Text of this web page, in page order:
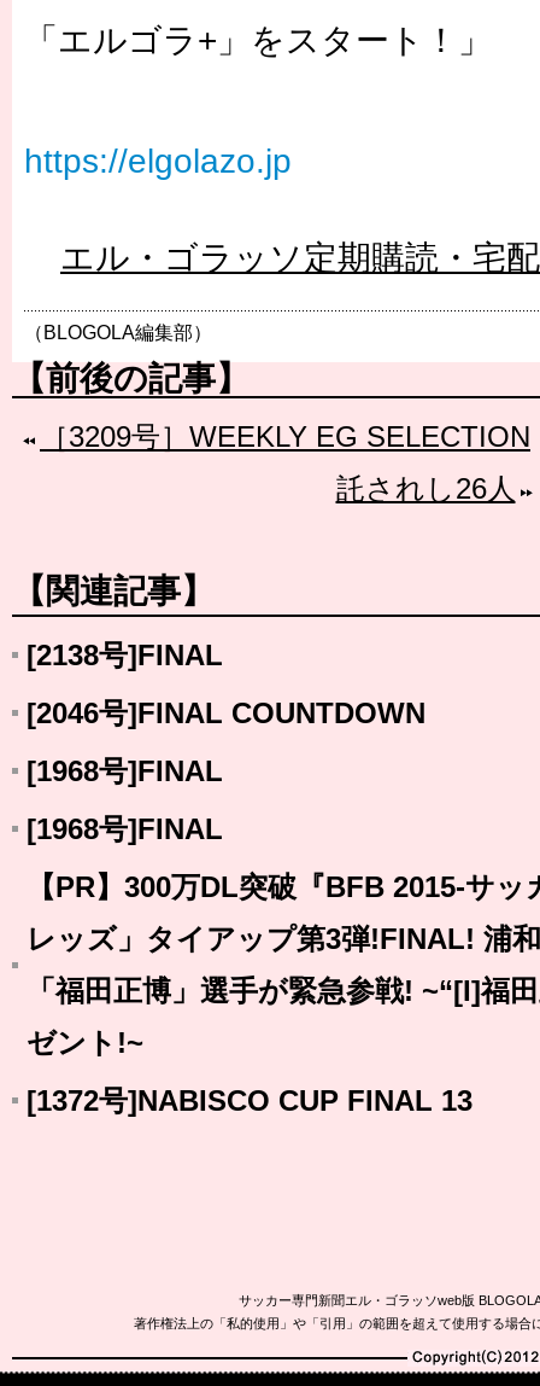
「エルゴラ+」をスタート！」
https://elgolazo.jp
エル・ゴラッソ定期購読・宅
（BLOGOLA編集部）
【前後の記事】
［3209号］WEEKLY EG SELECTION
託されし26人
【関連記事】
[2138号]FINAL
[2046号]FINAL COUNTDOWN
[1968号]FINAL
[1968号]FINAL
【PR】300万DL突破『BFB 2015-サ
レッズ」タイアップ第3弾!FINAL! 浦
「福田正博」選手が緊急参戦! ~“[I]福
ゼント!~
[1372号]NABISCO CUP FINAL 13
サッカー専門新聞エル・ゴラッソweb版
著作権法上の「私的使用」や「引用」の範囲を超えて使用する場
Copyright(C)2010-